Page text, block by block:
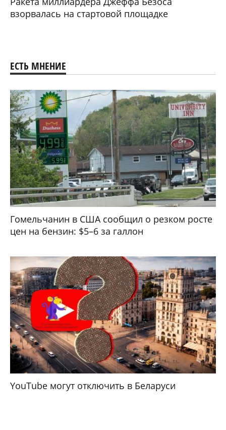
взорвалась на стартовой площадке
ЕСТЬ МНЕНИЕ
Гомельчанин в США сообщил о резком росте
цен на бензин: $5–6 за галлон
YouTube могут отключить в Беларуси